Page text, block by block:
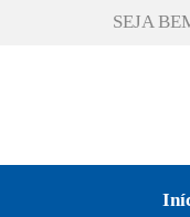
SEJA